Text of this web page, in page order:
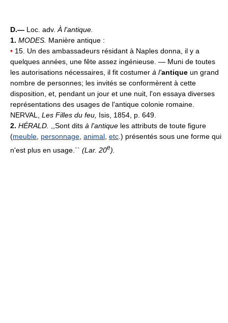
D.— Loc. adv. À l'antique.
1. MODES. Manière antique :
• 15. Un des ambassadeurs résidant à Naples donna, il y a
quelques années, une fête assez ingénieuse. — Muni de toutes
les autorisations nécessaires, il fit costumer à l'antique un grand
nombre de personnes; les invités se conformèrent à cette
disposition, et, pendant un jour et une nuit, l'on essaya diverses
représentations des usages de l'antique colonie romaine.
NERVAL, Les Filles du feu, Isis, 1854, p. 649.
2. HÉRALD. ,,Sont dits à l'antique les attributs de toute figure
(meuble personnage animal etc .) présentés sous une forme qui
n'est plus en usage.`` (Lar. 20e).